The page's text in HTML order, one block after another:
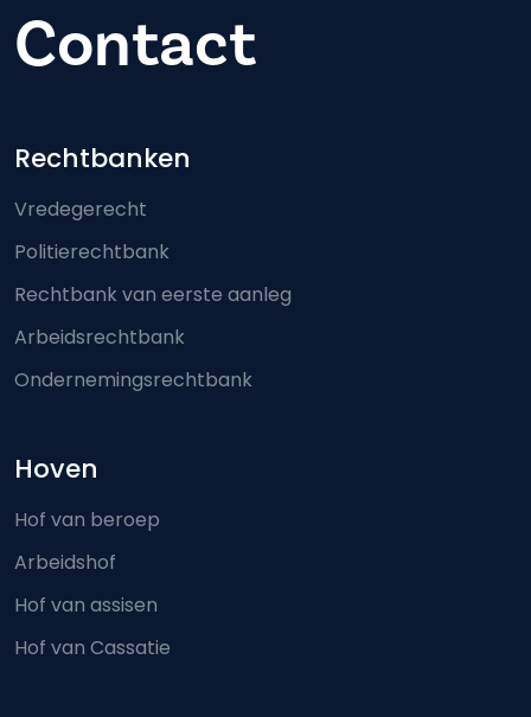
Contact
Footer-menu
Rechtbanken
Vredegerecht
Politierechtbank
Rechtbank van eerste aanleg
Arbeidsrechtbank
Ondernemingsrechtbank
Hoven
Hof van beroep
Arbeidshof
Hof van assisen
Hof van Cassatie